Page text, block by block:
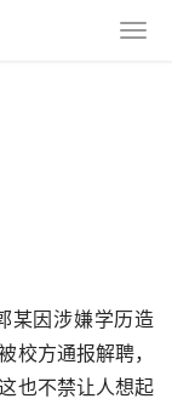
某因涉嫌学历造
校方通报解聘，
也不禁让人想起